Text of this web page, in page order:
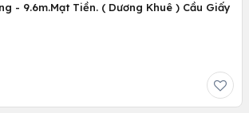
- 9.6m.Mạt Tiền. ( Dương Khuê ) Cầu Giấy